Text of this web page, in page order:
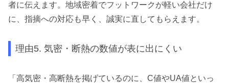
者に伝えます。地域密着でフットワークが軽い会社だけ
に、指摘への対応も早く、誠実に直してもらえます。
理由5. 気密・断熱の数値が表に出にくい
「高気密・高断熱を掲げているのに、C値やUA値といっ